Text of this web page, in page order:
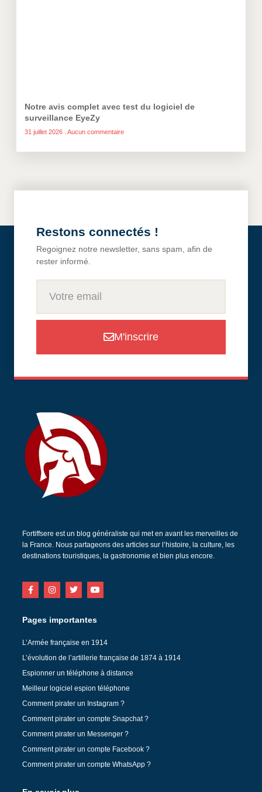
Notre avis complet avec test du logiciel de
surveillance EyeZy
31 juillet 2026 Aucun commentaire
Restons connectés !
Regoignez notre newsletter, sans spam, afin de
rester informé.
M'inscrire
Fortiffsere est un blog généraliste qui met en avant les merveilles de
la France. Nous partageons des articles sur l’histoire, la culture, les
destinations touristiques, la gastronomie et bien plus encore.
Pages importantes
L’Armée française en 1914
L’évolution de l’artillerie française de 1874 à 1914
Espionner un téléphone à distance
Meilleur logiciel espion téléphone
Comment pirater un Instagram ?
Comment pirater un compte Snapchat ?
Comment pirater un Messenger ?
Comment pirater un compte Facebook ?
Comment pirater un compte WhatsApp ?